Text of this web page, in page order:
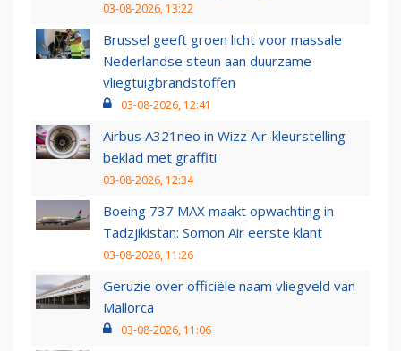
03-08-2026, 13:22
Brussel geeft groen licht voor massale
Nederlandse steun aan duurzame
vliegtuigbrandstoffen
03-08-2026, 12:41
Airbus A321neo in Wizz Air-kleurstelling
beklad met graffiti
03-08-2026, 12:34
Boeing 737 MAX maakt opwachting in
Tadzjikistan: Somon Air eerste klant
03-08-2026, 11:26
Geruzie over officiële naam vliegveld van
Mallorca
03-08-2026, 11:06